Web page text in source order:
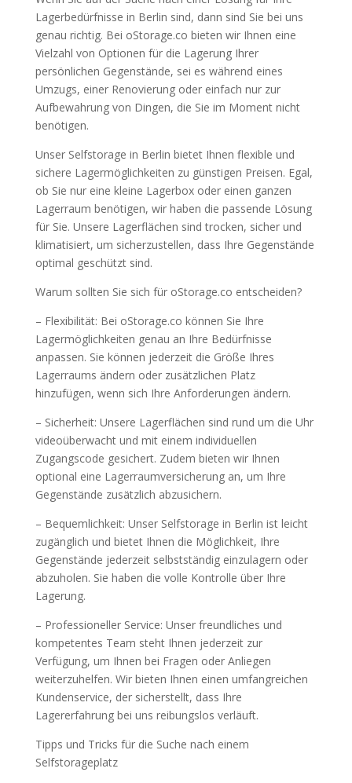
Lagerbedürfnisse in Berlin sind, dann sind Sie bei uns
genau richtig. Bei oStorage.co bieten wir Ihnen eine
Vielzahl von Optionen für die Lagerung Ihrer
persönlichen Gegenstände, sei es während eines
Umzugs, einer Renovierung oder einfach nur zur
Aufbewahrung von Dingen, die Sie im Moment nicht
benötigen.
Unser Selfstorage in Berlin bietet Ihnen flexible und
sichere Lagermöglichkeiten zu günstigen Preisen. Egal,
ob Sie nur eine kleine Lagerbox oder einen ganzen
Lagerraum benötigen, wir haben die passende Lösung
für Sie. Unsere Lagerflächen sind trocken, sicher und
klimatisiert, um sicherzustellen, dass Ihre Gegenstände
optimal geschützt sind.
Warum sollten Sie sich für oStorage.co entscheiden?
– Flexibilität: Bei oStorage.co können Sie Ihre
Lagermöglichkeiten genau an Ihre Bedürfnisse
anpassen. Sie können jederzeit die Größe Ihres
Lagerraums ändern oder zusätzlichen Platz
hinzufügen, wenn sich Ihre Anforderungen ändern.
– Sicherheit: Unsere Lagerflächen sind rund um die Uhr
videoüberwacht und mit einem individuellen
Zugangscode gesichert. Zudem bieten wir Ihnen
optional eine Lagerraumversicherung an, um Ihre
Gegenstände zusätzlich abzusichern.
– Bequemlichkeit: Unser Selfstorage in Berlin ist leicht
zugänglich und bietet Ihnen die Möglichkeit, Ihre
Gegenstände jederzeit selbstständig einzulagern oder
abzuholen. Sie haben die volle Kontrolle über Ihre
Lagerung.
– Professioneller Service: Unser freundliches und
kompetentes Team steht Ihnen jederzeit zur
Verfügung, um Ihnen bei Fragen oder Anliegen
weiterzuhelfen. Wir bieten Ihnen einen umfangreichen
Kundenservice, der sicherstellt, dass Ihre
Lagererfahrung bei uns reibungslos verläuft.
Tipps und Tricks für die Suche nach einem
Selfstorageplatz